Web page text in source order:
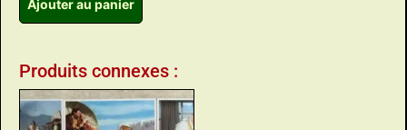
Ajouter au panier
Produits connexes :